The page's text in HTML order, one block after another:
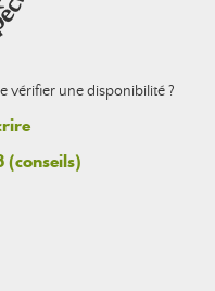
vérifier une disponibilité ?
(conseils)